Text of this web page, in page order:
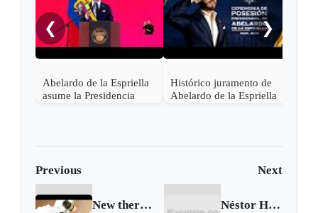
❮
Abelardo de la Espriella
asume la Presidencia
Histórico juramento de
Abelardo de la Espriella
❯
Previous Next
New therapy against cancer help 58% of patients Néstor Humberto Martínez renunció a su cargo como Ministro de la Presidencia